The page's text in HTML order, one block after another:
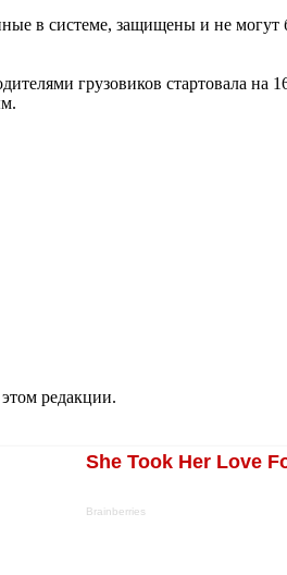
в системе, защищены и не
грузовиков стартовала на
редакции.